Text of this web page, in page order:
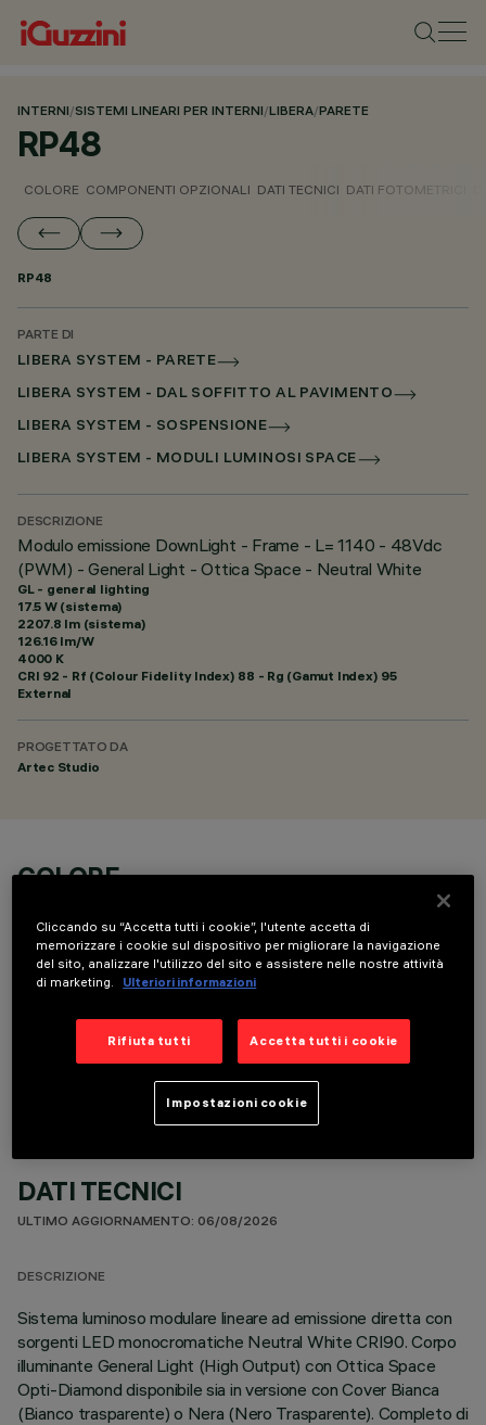
INTERNI/SISTEMI LINEARI PER INTERNI/LIBERA/PARETE
RP48
COLORE COMPONENTI OPZIONALI DATI TECNICI DATI FOTOMETRICI
RP48
PARTE DI
LIBERA SYSTEM - PARETE
LIBERA SYSTEM - DAL SOFFITTO AL PAVIMENTO
LIBERA SYSTEM - SOSPENSIONE
LIBERA SYSTEM - MODULI LUMINOSI SPACE
DESCRIZIONE
Modulo emissione DownLight - Frame - L= 1140 - 48Vdc
(PWM) - General Light - Ottica Space - Neutral White
GL - general lighting
17.5 W (sistema)
2207.8 lm (sistema)
126.16 lm/W
4000 K
CRI 92 - Rf (Colour Fidelity Index) 88 - Rg (Gamut Index) 95
External
PROGETTATO DA
Artec Studio
COLORE
COMPONENTI OPZIONALI
DATI TECNICI
ULTIMO AGGIORNAMENTO: 06/08/2026
DESCRIZIONE
Sistema luminoso modulare lineare ad emissione diretta con
sorgenti LED monocromatiche Neutral White CRI90. Corpo
illuminante General Light (High Output) con Ottica Space
Opti-Diamond disponibile sia in versione con Cover Bianca
(Bianco trasparente) o Nera (Nero Trasparente). Completo di
Cliccando su “Accetta tutti i cookie”, l'utente accetta di
memorizzare i cookie sul dispositivo per migliorare la navigazione
del sito, analizzare l'utilizzo del sito e assistere nelle nostre attività
di marketing.
Ulteriori informazioni
Rifiuta tutti Accetta tutti i cookie
Impostazioni cookie